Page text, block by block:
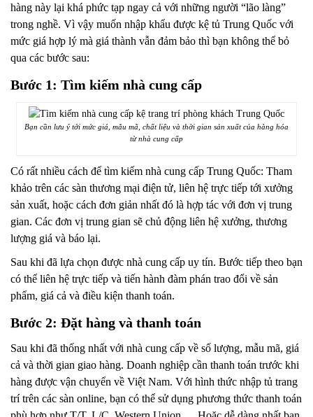
hàng này lại khá phức tạp ngay cả với những người “lão làng”
trong nghề. Vì vậy muốn nhập khẩu được kệ tủ Trung Quốc với
mức giá hợp lý mà giá thành vẫn đảm bảo thì bạn không thể bỏ
qua các bước sau:
Bước 1: Tìm kiếm nhà cung cấp
Bạn cần lưu ý tới mức giá, mẫu mã, chất liệu và thời gian sản xuất của hàng hóa
từ nhà cung cấp
Có rất nhiều cách để tìm kiếm nhà cung cấp Trung Quốc: Tham
khảo trên các sàn thương mại điện tử, liên hệ trực tiếp tới xưởng
sản xuất, hoặc cách đơn giản nhất đó là hợp tác với đơn vị trung
gian. Các đơn vị trung gian sẽ chủ động liên hệ xưởng, thương
lượng giá và báo lại.
Sau khi đã lựa chọn được nhà cung cấp uy tín. Bước tiếp theo bạn
có thể liên hệ trực tiếp và tiến hành đàm phán trao đổi về sản
phẩm, giá cả và điều kiện thanh toán.
Bước 2: Đặt hàng và thanh toán
Sau khi đã thống nhất với nhà cung cấp về số lượng, mẫu mã, giá
cả và thời gian giao hàng. Doanh nghiệp cần thanh toán trước khi
hàng được vận chuyển về Việt Nam. Với hình thức nhập tủ trang
trí trên các sàn online, bạn có thể sử dụng phương thức thanh toán